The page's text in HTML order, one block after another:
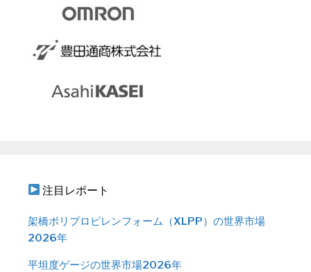
注目レポート
架橋ポリプロピレンフォーム（XLPP）の世界市場
2026年
平坦度ゲージの世界市場2026年